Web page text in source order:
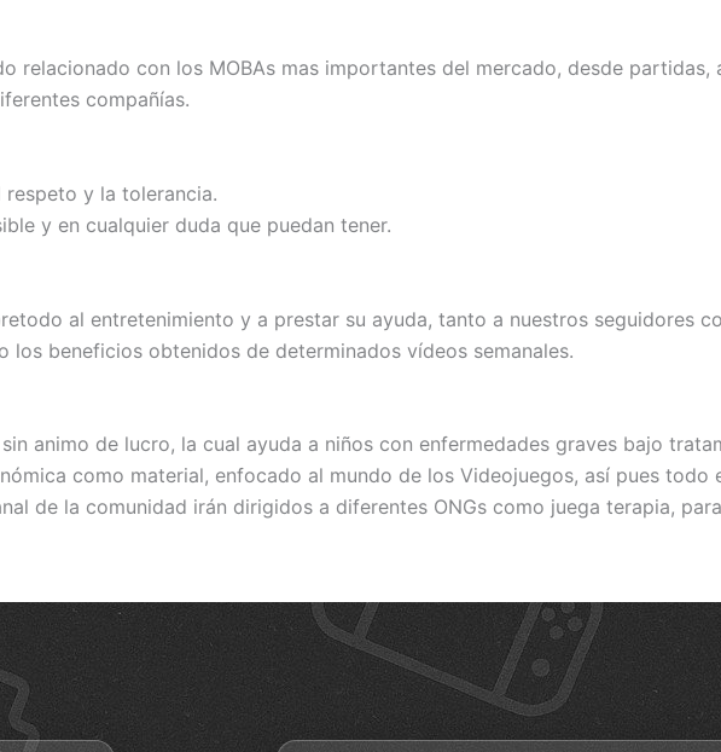
relacionado con los MOBAs mas importantes del mercado, desde partidas,
compañías.
y la tolerancia.
y en cualquier duda que puedan tener.
al entretenimiento y a prestar su ayuda, tanto a nuestros seguidores
los beneficios obtenidos de determinados vídeos semanales.
animo de lucro, la cual ayuda a niños con enfermedades graves bajo
como material, enfocado al mundo de los Videojuegos, así pues todo
de la comunidad irán dirigidos a diferentes ONGs como juega terapia,